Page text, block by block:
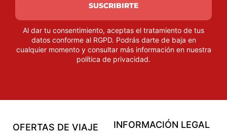
SUSCRIBIRTE
Al dar tu consentimiento, aceptas el tratamiento de tus
datos conforme al RGPD. Podrás darte de baja en
cualquier momento y consultar más información en nuestra
política de privacidad.
OFERTAS DE VIAJE INFORMACIÓN LEGAL